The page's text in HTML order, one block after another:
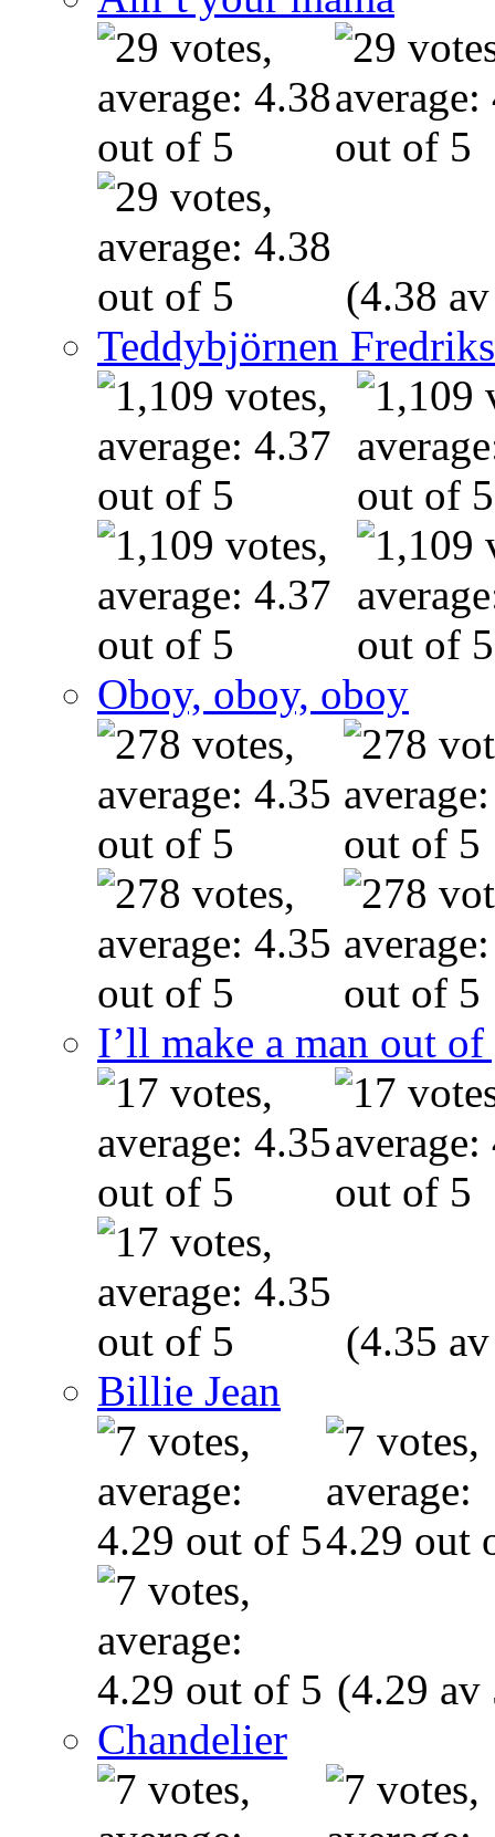
(4.38
Teddybjörnen
Oboy, oboy, oboy
I’ll make a man out
(4.35
Billie Jean
(4.29 av
Chandelier